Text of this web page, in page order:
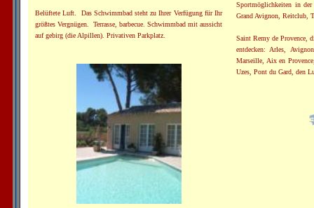
Belüftete Luft. Das Schwimmbad steht zu Ihrer Verfügung für Ihr
größtes Vergnügen. Terrasse, barbecue. Schwimmbad mit aussicht
auf gebirg (die Alpillen). Privativen Parkplatz.
Sportmöglichkeiten in
Grand Avignon, Reitclub,
Saint Remy de Provence,
entdecken: Arles,
Marseille, Aix en
Uzes, Pont du Gard, den